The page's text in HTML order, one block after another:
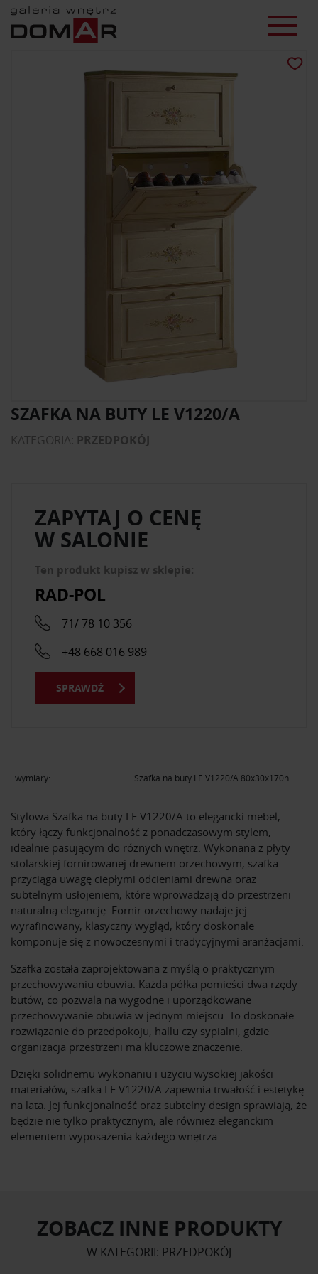
SZAFKA NA BUTY LE V1220/A
KATEGORIA: PRZEDPOKÓJ
wymiary: Szafka na buty LE V1220/A 80x30x170h
Stylowa Szafka na buty LE V1220/A to elegancki mebel,
który łączy funkcjonalność z ponadczasowym stylem,
idealnie pasującym do różnych wnętrz. Wykonana z płyty
stolarskiej fornirowanej drewnem orzechowym, szafka
przyciąga uwagę ciepłymi odcieniami drewna oraz
subtelnym usłojeniem, które wprowadzają do przestrzeni
naturalną elegancję. Fornir orzechowy nadaje jej
wyrafinowany, klasyczny wygląd, który doskonale
komponuje się z nowoczesnymi i tradycyjnymi aranżacjami.
Szafka została zaprojektowana z myślą o praktycznym
przechowywaniu obuwia. Każda półka pomieści dwa rzędy
butów, co pozwala na wygodne i uporządkowane
przechowywanie obuwia w jednym miejscu. To doskonałe
rozwiązanie do przedpokoju, hallu czy sypialni, gdzie
organizacja przestrzeni ma kluczowe znaczenie.
Dzięki solidnemu wykonaniu i użyciu wysokiej jakości
materiałów, szafka LE V1220/A zapewnia trwałość i estetykę
na lata. Jej funkcjonalność oraz subtelny design sprawiają, że
będzie nie tylko praktycznym, ale również eleganckim
elementem wyposażenia każdego wnętrza.
ZAPYTAJ O CENĘ
W SALONIE
Ten produkt kupisz w sklepie:
RAD-POL
71/ 78 10 356
+48 668 016 989
SPRAWDŹ
ZOBACZ INNE PRODUKTY
W KATEGORII: PRZEDPOKÓJ